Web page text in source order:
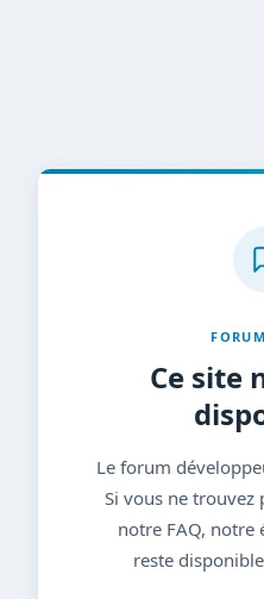
Ce site
Le forum
Si vous ne trouvez
notre FAQ, notre
reste